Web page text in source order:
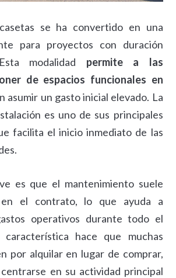
se ha convertido en una
para proyectos con duración
modalidad permite a las
de espacios funcionales en
asumir un gasto inicial elevado. La
es uno de sus principales
facilita el inicio inmediato de las
es que el mantenimiento suele
el contrato, lo que ayuda a
operativos durante todo el
hace que muchas
por alquilar en lugar de comprar,
en su actividad principal